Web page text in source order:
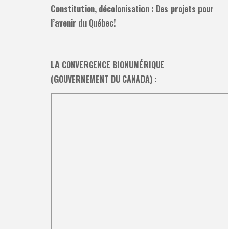
Constitution, décolonisation : Des projets pour
l’avenir du Québec!
LA CONVERGENCE BIONUMÉRIQUE
(GOUVERNEMENT DU CANADA) :